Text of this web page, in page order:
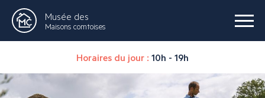
Musée des
Maisons comtoises
Horaires du jour : 10h - 19h